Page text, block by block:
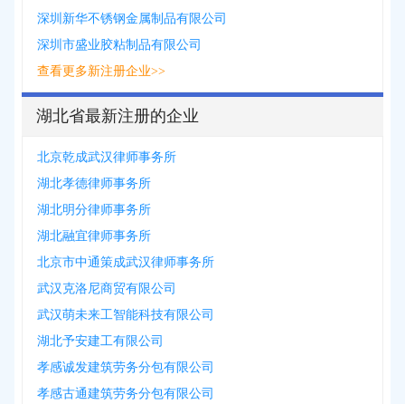
深圳新华不锈钢金属制品有限公司
深圳市盛业胶粘制品有限公司
查看更多新注册企业>>
湖北省最新注册的企业
北京乾成武汉律师事务所
湖北孝德律师事务所
湖北明分律师事务所
湖北融宜律师事务所
北京市中通策成武汉律师事务所
武汉克洛尼商贸有限公司
武汉萌未来工智能科技有限公司
湖北予安建工有限公司
孝感诚发建筑劳务分包有限公司
孝感古通建筑劳务分包有限公司